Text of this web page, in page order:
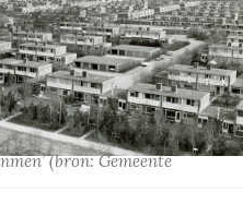
(bron: Gemeente